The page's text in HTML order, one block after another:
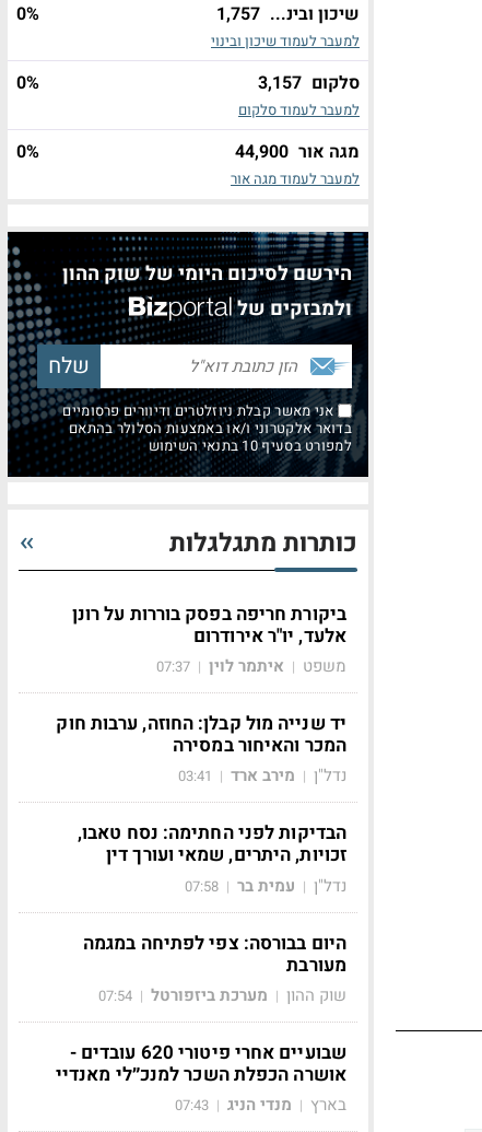
שיכון ובינ... 1,757
0%
למעבר לעמוד שיכון ובינוי
סלקום 3,157
0%
למעבר לעמוד סלקום
מגה אור 44,900
0%
למעבר לעמוד מגה אור
הירשם לסיכום היומי של שוק ההון
ולמבזקים של
אני מאשר קבלת ניוזלטרים ודיוורים פרסומיים
בדואר אלקטרוני ו/או באמצעות הסלולר בהתאם
למפורט בסעיף 10 בתנאי השימוש
כותרות מתגלגלות
ביקורת חריפה בפסק בוררות על רונן
אלעד, יו"ר אירודרום
משפט | איתמר לוין |
07:37
יד שנייה מול קבלן: החוזה, ערבות חוק
המכר והאיחור במסירה
נדל"ן | מירב ארד |
03:41
הבדיקות לפני החתימה: נסח טאבו,
זכויות, היתרים, שמאי ועורך דין
נדל"ן | עמית בר |
07:58
היום בבורסה: צפי לפתיחה במגמה
מעורבת
שוק ההון | מערכת ביזפורטל |
07:54
שבועיים אחרי פיטורי 620 עובדים -
אושרה הכפלת השכר למנכ״לי מאנדיי
בארץ | מנדי הניג |
07:43